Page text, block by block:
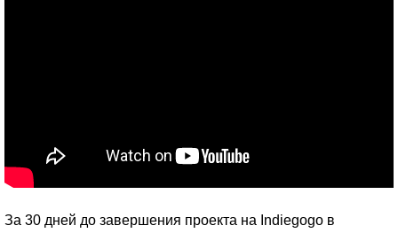
За 30 дней до завершения проекта на Indiegogo в